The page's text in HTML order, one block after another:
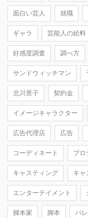
面白い芸人 就職
ギャラ 芸能人の給料
好感度調査 調べ方
サンドウィッチマン
北川景子 契約金
イメージキャラクター
広告代理店 広告
コーディネート プロ
キャスティング キャ
エンターテイメント
脚本家 脚本 バ